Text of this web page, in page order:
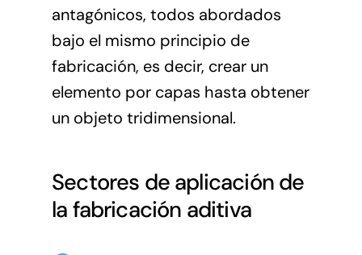
antagónicos, todos abordados
bajo el mismo principio de
fabricación, es decir, crear un
elemento por capas hasta obtener
un objeto tridimensional.
Sectores de aplicación de
la fabricación aditiva